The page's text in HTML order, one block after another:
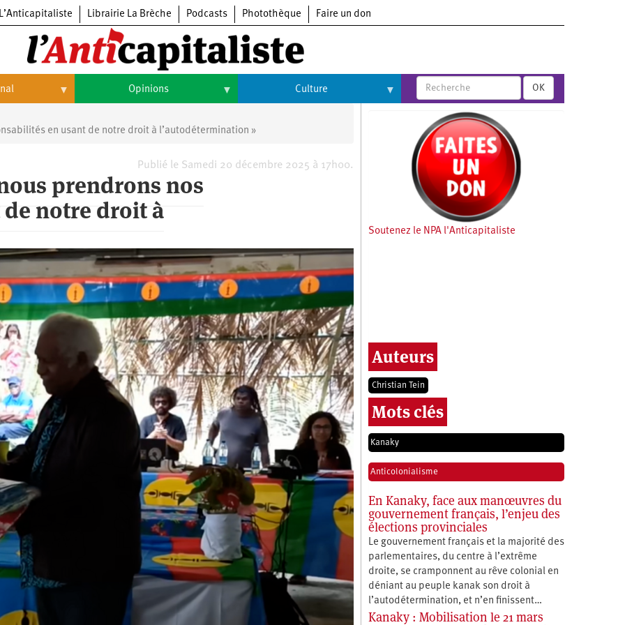
L’Anticapitaliste Librairie La Brèche Podcasts Photothèque Faire un don
Opinions Culture
Musique
OK
en usant de notre droit à l’autodétermination »
Publié le Samedi 20 décembre 2025 à 17h00.
prendrons nos
notre droit à
Soutenez le NPA l'Anticapitaliste
Auteurs
Christian Tein
Mots clés
Kanaky
Anticolonialisme
En Kanaky, face aux manœuvres du
gouvernement français, l’enjeu des
élections provinciales
Le gouvernement français et la majorité des
parlementaires, du centre à l’extrême
droite, se cramponnent au rêve colonial en
déniant au peuple kanak son droit à
l’autodétermination, et n’en finissent…
Kanaky : Mobilisation le 21 mars